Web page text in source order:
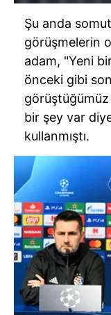
Şu anda
görüşmelerin
adam, "Yeni
önceki gibi
bir şey var
kullanmıştı.